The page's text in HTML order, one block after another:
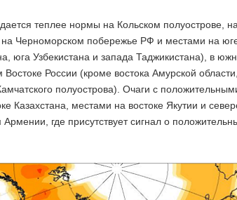
теплее нормы на Кольском полуострове,
Черноморском побережье РФ и местами на
юга Узбекистана и запада Таджикистана), в
России (кроме востока Амурской
полуострова). Очаги с
Казахстана, местами на востоке Якутии и
Армении, где присутствует сигнал о